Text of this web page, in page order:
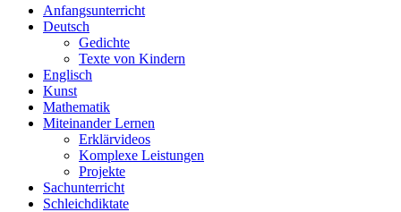
Anfangsunterricht
Deutsch
Gedichte
Texte von Kindern
Englisch
Kunst
Mathematik
Miteinander Lernen
Erklärvideos
Komplexe Leistungen
Projekte
Sachunterricht
Schleichdiktate